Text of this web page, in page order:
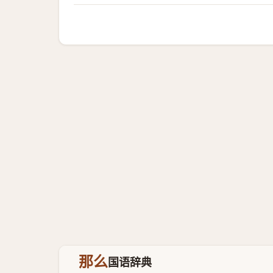
那么国语辞典